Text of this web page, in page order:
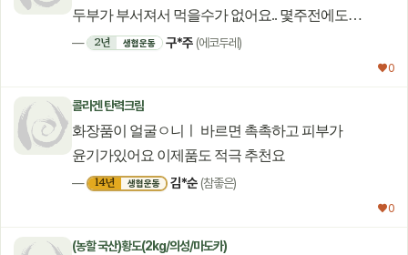
두부가 부서져서 먹을수가 없어요.. 몇주전에도
이렇더니 오늘 또 이러네요.. 앞전 두부가 너무
부탁드립니다.
— 2년 생협운동 구*주 (에코두레)
♥ 0
콜라겐 탄력크림
화장품이 얼굴ㅇ니ㅣ 바르면 촉촉하고 피부가
윤기가있어요 이제품도 적극 추천요
— 14년 생협운동 김*순 (참좋은)
♥ 0
(농할 국산)황도(2kg/의성/마도카)